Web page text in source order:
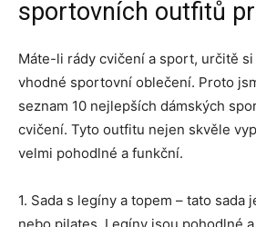
sportovních outfitů
Máte-li rády cvičení a sport, určitě
vhodné sportovní oblečení. Proto
seznam 10 nejlepších dámských
cvičení. Tyto outfitu nejen skvěle
velmi pohodlné a funkční.
1. Sada s legíny a topem – tato sada